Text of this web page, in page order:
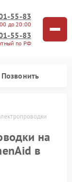
55-83
до 20:00
55-83
по РФ
Позвонить
на
в